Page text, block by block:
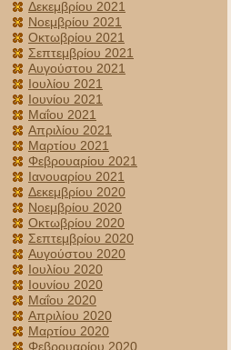
Δεκεμβρίου 2021
Νοεμβρίου 2021
Οκτωβρίου 2021
Σεπτεμβρίου 2021
Αυγούστου 2021
Ιουλίου 2021
Ιουνίου 2021
Μαΐου 2021
Απριλίου 2021
Μαρτίου 2021
Φεβρουαρίου 2021
Ιανουαρίου 2021
Δεκεμβρίου 2020
Νοεμβρίου 2020
Οκτωβρίου 2020
Σεπτεμβρίου 2020
Αυγούστου 2020
Ιουλίου 2020
Ιουνίου 2020
Μαΐου 2020
Απριλίου 2020
Μαρτίου 2020
Φεβρουαρίου 2020